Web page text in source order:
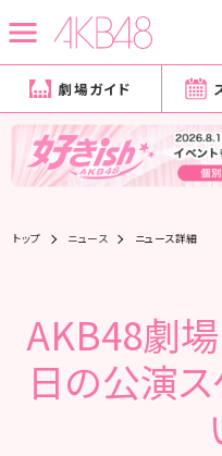
劇場ガイド
トップ ニュース ニュース詳細
AKB48劇
日の公演